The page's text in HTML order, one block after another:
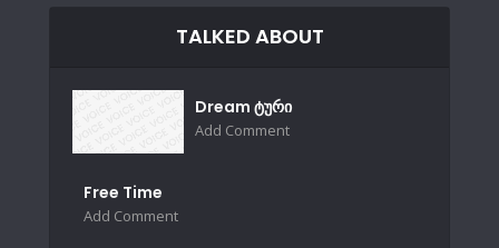
TALKED ABOUT
Dream ტური
Add Comment
Free Time
Add Comment